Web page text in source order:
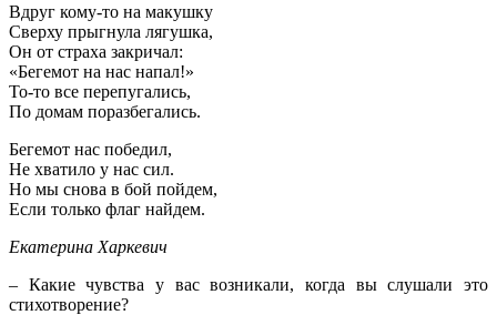
Вдруг кому-то на макушку
Сверху прыгнула лягушка,
Он от страха закричал:
«Бегемот на нас напал!»
То-то все перепугались,
По домам поразбегались.
Бегемот нас победил,
Не хватило у нас сил.
Но мы снова в бой пойдем,
Если только флаг найдем.
Екатерина Харкевич
– Какие чувства у вас возникали, когда вы слушали это
стихотворение?